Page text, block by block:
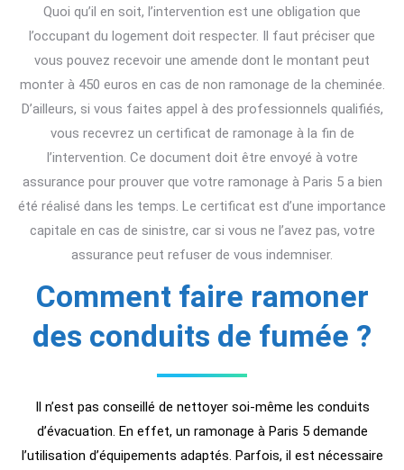
Quoi qu’il en soit, l’intervention est une obligation que
l’occupant du logement doit respecter. Il faut préciser que
vous pouvez recevoir une amende dont le montant peut
monter à 450 euros en cas de non ramonage de la cheminée.
D’ailleurs, si vous faites appel à des professionnels qualifiés,
vous recevrez un certificat de ramonage à la fin de
l’intervention. Ce document doit être envoyé à votre
assurance pour prouver que votre ramonage à Paris 5 a bien
été réalisé dans les temps. Le certificat est d’une importance
capitale en cas de sinistre, car si vous ne l’avez pas, votre
assurance peut refuser de vous indemniser.
Comment faire ramoner
des conduits de fumée ?
Il n’est pas conseillé de nettoyer soi-même les conduits
d’évacuation. En effet, un ramonage à Paris 5 demande
l’utilisation d’équipements adaptés. Parfois, il est nécessaire